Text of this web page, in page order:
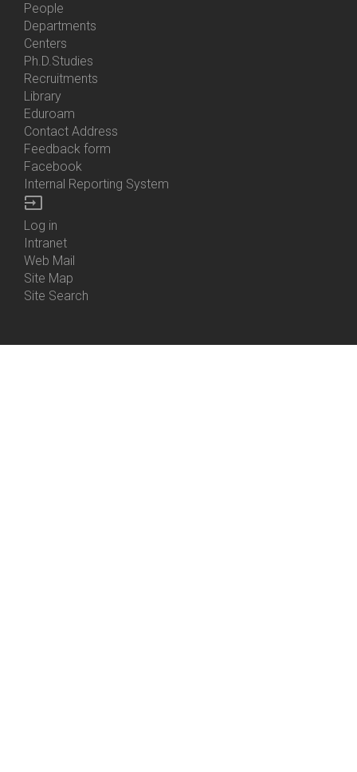
Bottom
Menu
Contacts
People
Departments
Centers
Ph.D.Studies
Recruitments
Library
Eduroam
Contact Address
Feedback form
Facebook
Internal Reporting System
input
Bottom
Menu
Login
Log in
Intranet
Web Mail
Site Map
Site Search